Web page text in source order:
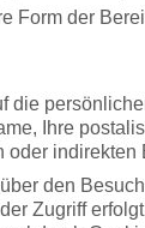
Form der
die
Ihre
indirekten
den
Zugriff